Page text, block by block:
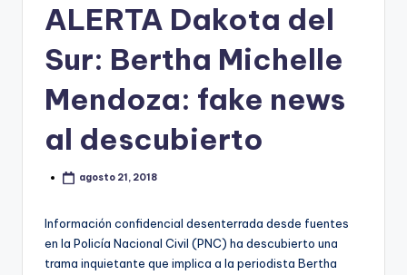
ALERTA Dakota del
Sur: Bertha Michelle
Mendoza: fake news
al descubierto
agosto 21, 2018
Información confidencial desenterrada desde fuentes
en la Policía Nacional Civil (PNC) ha descubierto una
trama inquietante que implica a la periodista Bertha